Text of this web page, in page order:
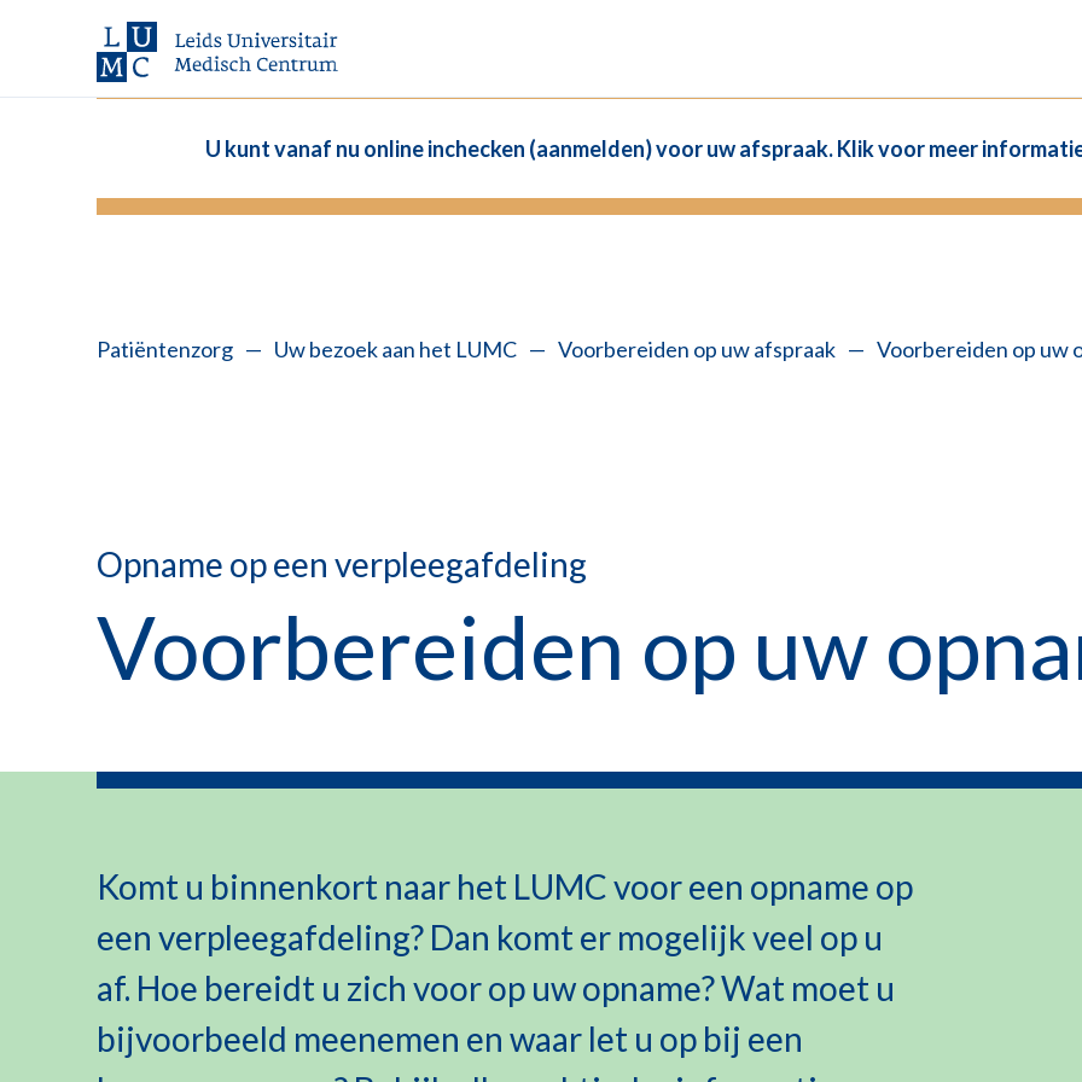
U kunt vanaf nu online inchecken (aanmelden) voor uw afspraak. Klik voor meer
Patiëntenzorg — Uw bezoek aan het LUMC — Voorbereiden op uw afspraak — Voorbereiden op uw
Opname op een verpleegafdeling
Voorbereiden op uw
Komt u binnenkort naar het LUMC voor een opname op
een verpleegafdeling? Dan komt er mogelijk veel op u
af. Hoe bereidt u zich voor op uw opname? Wat moet u
bijvoorbeeld meenemen en waar let u op bij een